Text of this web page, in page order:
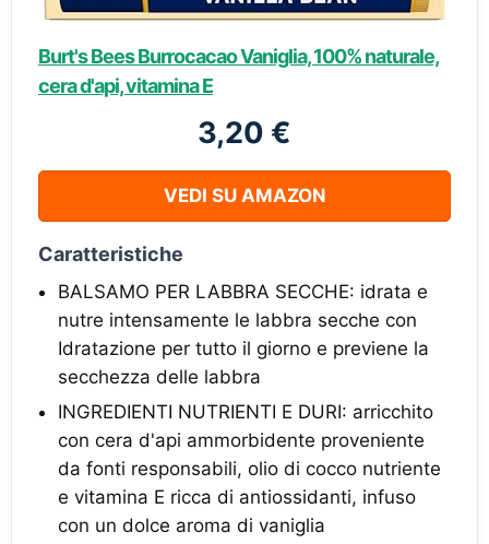
Burt's Bees Burrocacao Vaniglia, 100% naturale,
cera d'api, vitamina E
3,20 €
VEDI SU AMAZON
Caratteristiche
BALSAMO PER LABBRA SECCHE: idrata e
nutre intensamente le labbra secche con
Idratazione per tutto il giorno e previene la
secchezza delle labbra
INGREDIENTI NUTRIENTI E DURI: arricchito
con cera d'api ammorbidente proveniente
da fonti responsabili, olio di cocco nutriente
e vitamina E ricca di antiossidanti, infuso
con un dolce aroma di vaniglia